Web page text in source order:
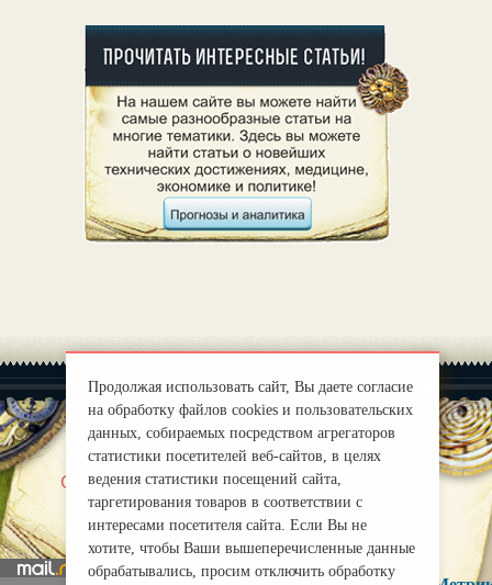
О нас |
mirprognoz@mail.ru
Продолжая использовать сайт, Вы даете согласие
на обработку файлов cookies и пользовательских
данных, собираемых посредством агрегаторов
статистики посетителей веб-сайтов, в целях
ведения статистики посещений сайта,
таргетирования товаров в соответствии с
интересами посетителя сайта. Если Вы не
хотите, чтобы Ваши вышеперечисленные данные
обрабатывались, просим отключить обработку